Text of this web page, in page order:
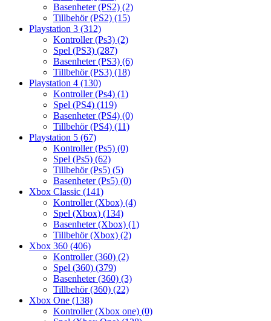
Basenheter (PS2) (2)
Tillbehör (PS2) (15)
Playstation 3 (312)
Kontroller (Ps3) (2)
Spel (PS3) (287)
Basenheter (PS3) (6)
Tillbehör (PS3) (18)
Playstation 4 (130)
Kontroller (Ps4) (1)
Spel (PS4) (119)
Basenheter (PS4) (0)
Tillbehör (PS4) (11)
Playstation 5 (67)
Kontroller (Ps5) (0)
Spel (Ps5) (62)
Tillbehör (Ps5) (5)
Basenheter (Ps5) (0)
Xbox Classic (141)
Kontroller (Xbox) (4)
Spel (Xbox) (134)
Basenheter (Xbox) (1)
Tillbehör (Xbox) (2)
Xbox 360 (406)
Kontroller (360) (2)
Spel (360) (379)
Basenheter (360) (3)
Tillbehör (360) (22)
Xbox One (138)
Kontroller (Xbox one) (0)